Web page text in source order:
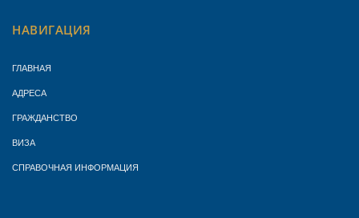
НАВИГАЦИЯ
ГЛАВНАЯ
АДРЕСА
ГРАЖДАНСТВО
ВИЗА
СПРАВОЧНАЯ ИНФОРМАЦИЯ